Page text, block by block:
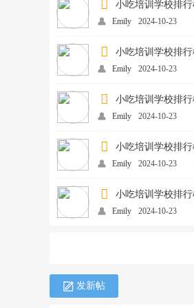
小吃培训学校排
Emily 2024-10-23
小吃培训学校排
Emily 2024-10-23
小吃培训学校排
Emily 2024-10-23
小吃培训学校排
Emily 2024-10-23
小吃培训学校排
Emily 2024-10-23
发新帖